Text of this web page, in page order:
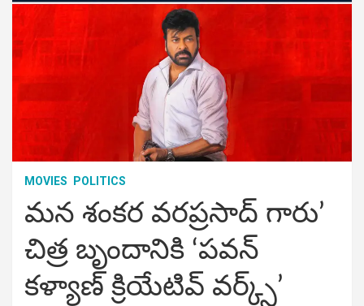
MOVIES POLITICS
మన శంకర వరప్రసాద్ గారు’
చిత్ర బృందానికి ‘పవన్
కళ్యాణ్ క్రియేటివ్ వర్క్స్’